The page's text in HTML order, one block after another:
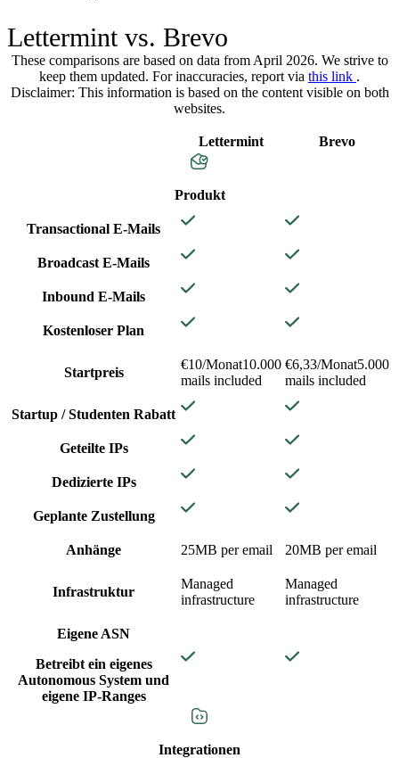
Lettermint vs. Brevo
These comparisons are based on data from April 2026. We strive to
keep them updated. For inaccuracies, report via this link .
Disclaimer: This information is based on the content visible on both
websites.
Lettermint Brevo
Produkt
Transactional E-Mails
Broadcast E-Mails
Inbound E-Mails
Kostenloser Plan
Startpreis
€10/Monat10.000
mails included
€6,33/Monat5.000
mails included
Startup / Studenten Rabatt
Geteilte IPs
Dedizierte IPs
Geplante Zustellung
Anhänge 25MB per email 20MB per email
Infrastruktur
Managed
infrastructure
Managed
infrastructure
Eigene ASN
Betreibt ein eigenes
Autonomous System und
eigene IP-Ranges
Integrationen